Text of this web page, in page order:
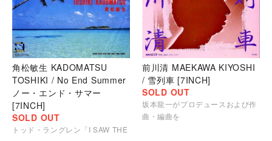
角松敏生 KADOMATSU
TOSHIKI / No End Summer
ノー・エンド・サマー
[7INCH]
SOLD OUT
トッド・ラングレン「I SAW THE
前川清 MAEKAWA KIYOSHI
/ 雪列車 [7INCH]
SOLD OUT
坂本龍一がプロデュースおよび作
曲・編曲を